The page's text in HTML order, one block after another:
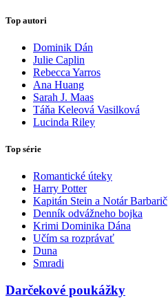
Top autori
Dominik Dán
Julie Caplin
Rebecca Yarros
Ana Huang
Sarah J. Maas
Táňa Keleová Vasilková
Lucinda Riley
Top série
Romantické úteky
Harry Potter
Kapitán Stein a Notár Barbarič
Denník odvážneho bojka
Krimi Dominika Dána
Učím sa rozprávať
Duna
Smradi
Darčekové poukážky